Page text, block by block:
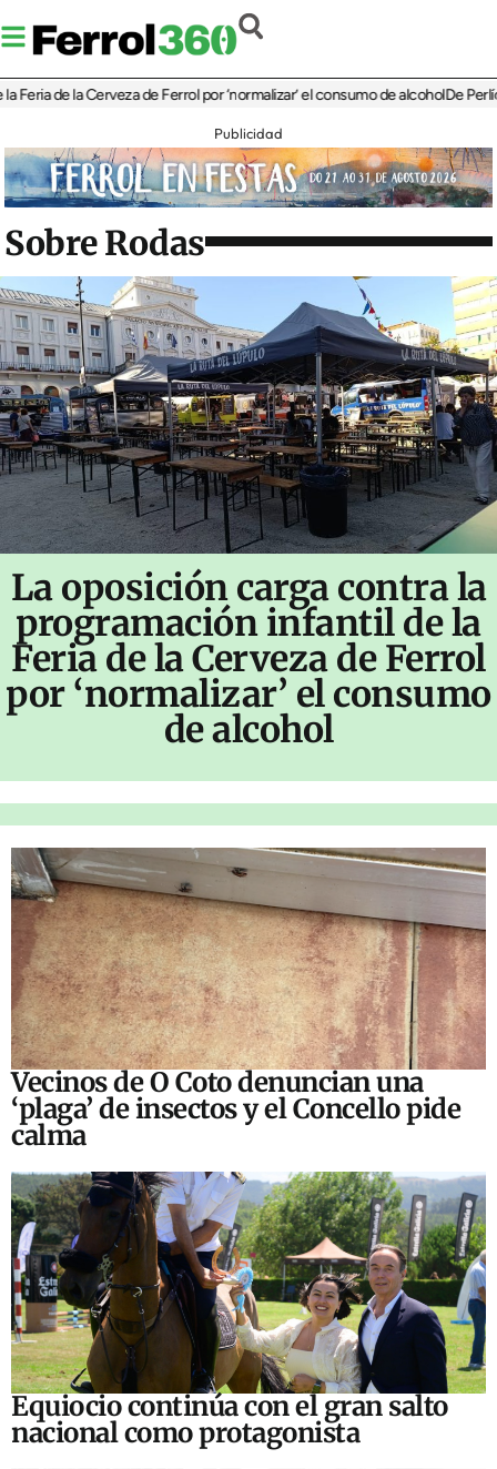
la Cerveza de Ferrol por ‘normalizar’ el consumo de alcoholDe Perlío a
Publicidad
Sobre Rodas
La oposición carga contra la
programación infantil de la
Feria de la Cerveza de Ferrol
por ‘normalizar’ el consumo
de alcohol
Vecinos de O Coto denuncian una
‘plaga’ de insectos y el Concello pide
calma
Equiocio continúa con el gran salto
nacional como protagonista